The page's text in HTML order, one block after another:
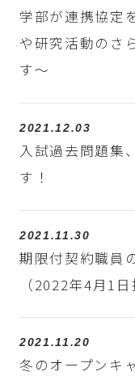
学部が連携協定
や研究活動のさ
す～
2021.12.03
入試過去問題集
す！
2021.11.30
期限付契約職員
（2022年4月1日
2021.11.20
冬のオープンキ